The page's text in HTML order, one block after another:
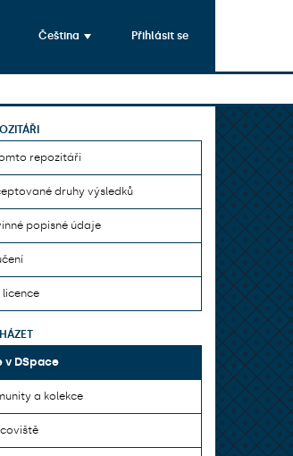
Čeština Přihlásit se
repozitáři
druhy výsledků
popisné údaje
licence
v DSpace
a kolekce